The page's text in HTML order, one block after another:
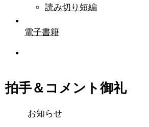
読み切り短編
電子書籍
拍手＆コメント御礼
お知らせ